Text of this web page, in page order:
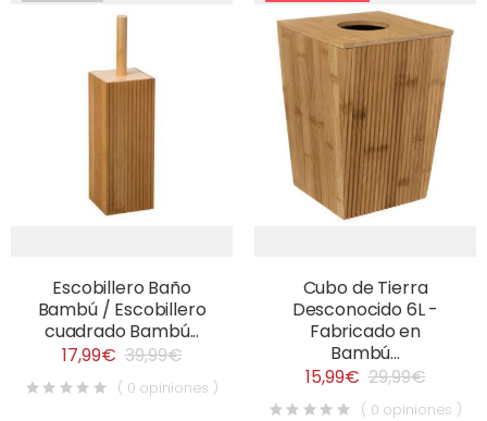
Escobillero Baño
Bambú / Escobillero
cuadrado Bambú...
17,99€ 39,99€
( 0 opiniones )
Cubo de Tierra
Desconocido 6L -
Fabricado en
Bambú...
15,99€ 29,99€
( 0 opiniones )